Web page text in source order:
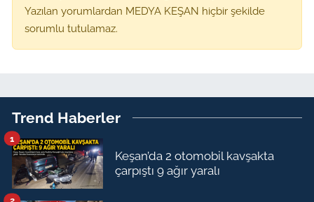
Yazılan yorumlardan MEDYA KEŞAN hiçbir şekilde
sorumlu tutulamaz.
Trend Haberler
Keşan’da 2 otomobil kavşakta
çarpıştı 9 ağır yaralı
1